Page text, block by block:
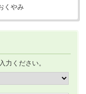
くやみ
力ください。